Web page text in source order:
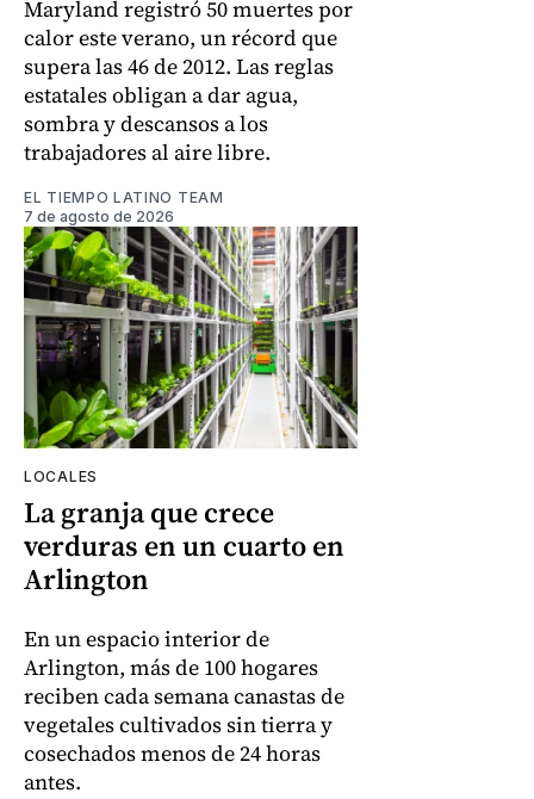
Maryland registró 50 muertes por
calor este verano, un récord que
supera las 46 de 2012. Las reglas
estatales obligan a dar agua,
sombra y descansos a los
trabajadores al aire libre.
EL TIEMPO LATINO TEAM
7 de agosto de 2026
LOCALES
La granja que crece
verduras en un cuarto en
Arlington
En un espacio interior de
Arlington, más de 100 hogares
reciben cada semana canastas de
vegetales cultivados sin tierra y
cosechados menos de 24 horas
antes.